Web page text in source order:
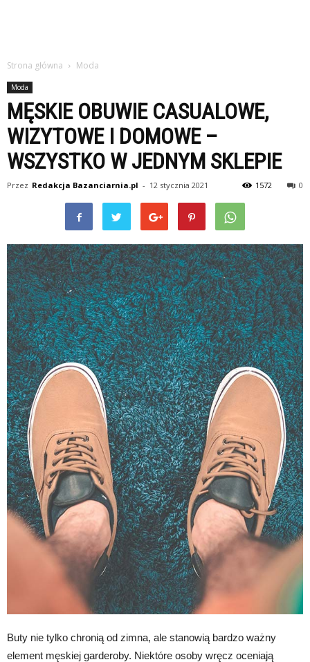
Strona główna Moda
Moda
MĘSKIE OBUWIE CASUALOWE,
WIZYTOWE I DOMOWE –
WSZYSTKO W JEDNYM SKLEPIE
Przez Redakcja Bazanciarnia.pl - 12 stycznia 2021 0
1572
Buty nie tylko chronią od zimna, ale stanowią bardzo ważny
element męskiej garderoby. Niektóre osoby wręcz oceniają